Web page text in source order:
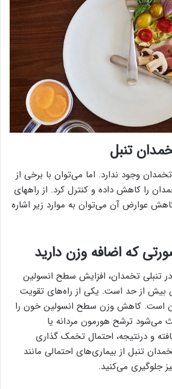
تنبل
وجود ندارد. اما می‌توان با برخی از
را کاهش داده و کنترل کرد. از راههای
عوارض آن می‌توان به موارد زیر اشاره
که اضافه وزن دارید
در تنبلی تخمدان، افزایش سطح انسولین
بیش از حد است. یکی از راه‌های تقویت
است. کاهش وزن سطح انسولین خون را
می‌شود ترشح هورمون مردانه یا
و درنتیجه، احتمال تخمک گذاری
تنبل از بیماری‌های احتمالی مانند
جلوگیری می‌کنید.